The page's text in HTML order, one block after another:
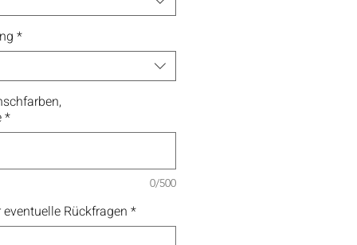
*
*
0/500
Rückfragen *